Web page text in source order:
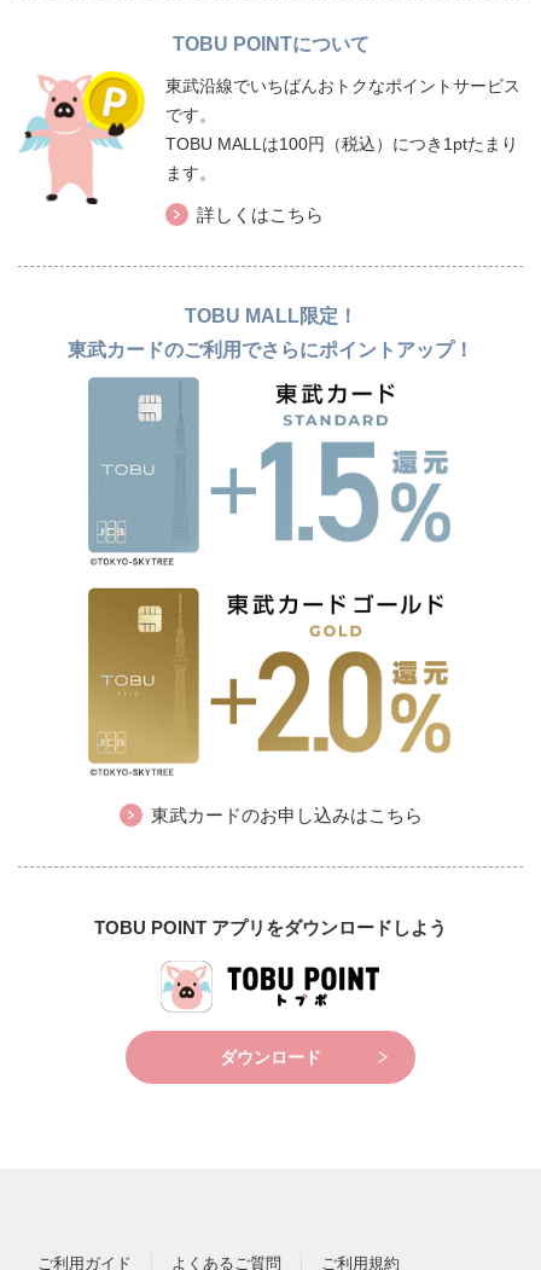
TOBU POINTについて
東武沿線でいちばんおトクなポイントサービス
です。
TOBU MALLは100円（税込）につき1ptたまり
ます。
詳しくはこちら
TOBU MALL限定！
東武カードのご利用でさらにポイントアップ！
東武カードのお申し込みはこちら
TOBU POINT アプリをダウンロードしよう
ダウンロード
ご利用ガイド よくあるご質問 ご利用規約